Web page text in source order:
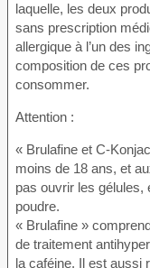
laquelle, les deux
sans prescription
allergique à l’un des
composition de ces
consommer.
Attention :
« Brulafine et C-
moins de 18 ans, et
pas ouvrir les gélules,
poudre.
« Brulafine »
de traitement
la caféine. Il est aussi